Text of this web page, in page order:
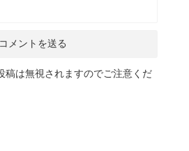
稿は無視されますのでご注意くだ